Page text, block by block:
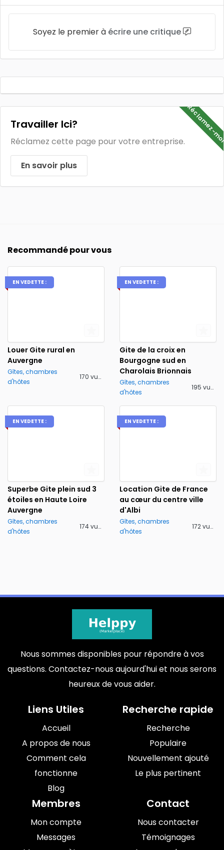
Soyez le premier à écrire une critique
Travailler Ici?
Réclamez cette page pour votre entreprise.
En savoir plus
Recommandé pour vous
EN VEDETTE :
Louer Gite rural en
Auvergne
Gîtes, chambres
d'hôtes
170 vues
EN VEDETTE :
Gite de la croix en
Bourgogne sud en
Charolais Brionnais
Gîtes, chambres
d'hôtes
195 vues
EN VEDETTE :
Superbe Gite plein sud 3
étoiles en Haute Loire
Auvergne
Gîtes, chambres
d'hôtes
174 vues
EN VEDETTE :
Location Gite de France
au cœur du centre ville
d'Albi
Gîtes, chambres
d'hôtes
172 vues
Nous sommes disponibles pour répondre à vos
questions. Contactez-nous aujourd'hui et nous serons
heureux de vous aider.
Liens Utiles
Accueil
A propos de nous
Comment cela
fonctionne
Blog
Recherche rapide
Recherche
Populaire
Nouvellement ajouté
Le plus pertinent
Membres
Mon compte
Messages
Contact
Nous contacter
Témoignages